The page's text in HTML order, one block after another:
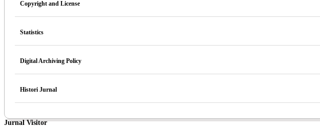
Copyright and License
Statistics
Digital Archiving Policy
Histori Jurnal
Jurnal Visitor